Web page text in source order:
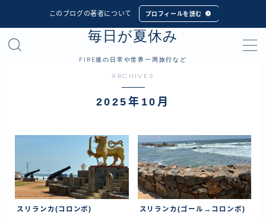
このブログの著者について プロフィールを読む
毎日が夏休み
FIRE後の日常や世界一周旅行など
MENU
フィリピン
インドネシア
シンガポール
マレーシア
ARCHIVES
2025年10月
スリランカ(コロンボ) スリランカ(ゴール→コロンボ)